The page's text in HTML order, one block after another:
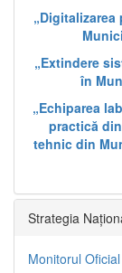
„Extindere
în
„Echiparea
practică
tehnic din
Strategia
Monitorul